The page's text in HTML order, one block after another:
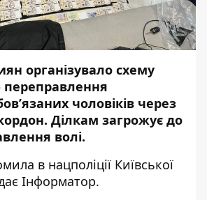
організувало схему
переправлення
чоловіків через
Ділкам загрожує до
волі.
в нацполіції Київської
Інформатор.